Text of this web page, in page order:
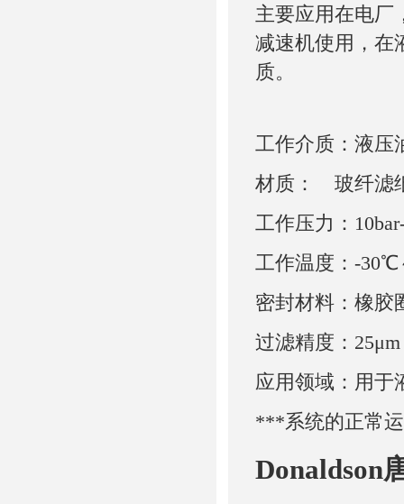
主要应用在电厂
减速机使用，在
质。
工作介质：液压
材质：　玻纤滤
工作压力：
工作温度：-
密封材料：橡胶
过滤精度：25μm
应用领域：用于
***系统的正常
Donaldson